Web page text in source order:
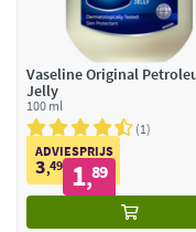
Vaseline Original
Jelly
100 ml
1
ADVIESPRIJS
3,49 1,89